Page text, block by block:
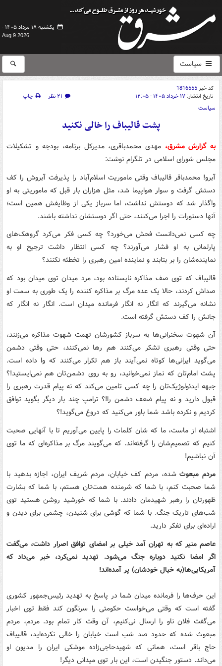
یکشنبه ۱۸ مرداد ۱۴۰۵ -
Aug 9 2026
سیاست
کد خبر1816555
تاریخ انتشار: ۱۷ خرداد ۱۴۰۵ - ۱۲:۰۵ ۲۱ نظر
چاپ
سیاست
پشت قالیباف را خالی نکنید
به گزارش مشرق، مهدی محمدباقری، مدیرکل برنامه، بودجه و تشکیلات
مجلس شورای اسلامی در تلگرام نوشت:
آبرو! محمدباقر قالیباف وقتی ماموریت اسلام‌آباد را پذیرفت آبروش را کف
دستش گرفت و سوار هواپیما شد، مثل هزاران بار قبل که ماموریتی به او
واگذار شد که دوستش نداشت، اما سرباز یکی از وظایفش همین است؛
آنها دستورات را اجرا می‌کنند، حتی اگر دوستشان نداشته باشند.
چه کسی نمی‌دانست فحش می‌خورد؟ چه کسی فکر می‌کرد گروهک‌های
پارلمانی به او فشار می‌آورند؟ چه کسی انتظار داشت ترجیح او به
نماینده‌شان را بر بتابند و نماینده امین رهبری را تخطئه نکنند؟
قالیباف که توی صف مذاکره نایستاده بود، مرد میدان توی میدان بود که
صداش کردند، حالا یک عده مرگ بر مذاکره کننده را یک طوری به سمت او
نشانه می‌گیرند که انگار نه انگار فرمانده میدان است. انگار نه انگار که
جانش را کف دستش گرفته است.
آن شهوت سخنرانی‌ها به سرباز کشورشان تهمت شهوت مذاکره می‌زنند،
حتی وقتی رهبری تشکر می‌کنند هم رها نمی‌کنند، حتی وقتی دشمن
می‌گوید ایرانی‌ها کوتاه نمی‌آیند باز هم تکرار می‌کنند که وا داده است.
پشت امام‌تان که نماز نمی‌خوانید، رو به روی دشمن‌تان هم نمی‌ایستید!؟
جبهه ایدئولوژیک‌تان را چه کسی تامین می‌کند که نه پیام قدرت رهبری را
قبول دارید و نه پیام ضعف دشمن را!؟ ترامپ چند بار دیگر بگوید توافق
کردیم و نکرده باشد شما باور می‌کنید که دروغ می‌گوید!؟
اشتباه از ماست، ما که شان کلمات را پایین می‌آوریم تا با آنهایی صحبت
کنیم که تصمیم‌شان را گرفته‌اند. که می‌گویند مرگ بر مذاکره‌ای که ما توی
آن نباشیم!
مردم مبعوثشده، مردم کف خیابان، مردم شریف ایران، اجازه بدهید با
شما صحبت کنم، با شما که شرمنده همت‌تان هستم، با شما که بشارت
ظهورتان را رهبر شهیدمان دادند. با شما که خورشید روشن هستید توی
شب‌های تاریک جنگ. با شما که گوشی برای شنیدن، چشمی برای دیدن و
اراده‌ای برای تفکر دارید.
عاصم منیر که به تهران آمد خیلی بر امضای توافق اصرار داشت، می‌گفت
اگر امضا نکنید دوباره جنگ می‌شود. تهدید نمی‌کرد، خبر می‌داد که
آمریکایی‌ها(به خیال خودشان) پر آمده‌اند!
این حرف‌ها را فرمانده میدان شما در پاسخ به تهدید رئیس‌جمهور کشوری
گفته است که وقتی می‌خواست حکومتی را سرنگون کند فقط توی اخبار
می‌گفت فلان ناو را ارسال نی‌کنیم، آن وقت کار تمام بود. مردم، مردم
مبعوث شده که حدود صد شب است خیابان را خالی نکرده‌اید، قالیباف
حاج باقر است، همانی که شهیدحاجی‌زاده موشکی ایران را مدیون او
می‌داند. دستور جنگیدن است، این بار توی میدانی دیگر!